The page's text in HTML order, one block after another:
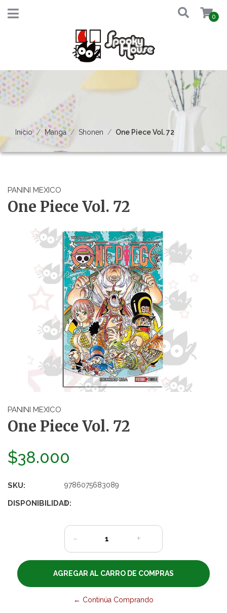
0
Inicio Manga Shonen One Piece Vol. 72
PANINI MEXICO
One Piece Vol. 72
PANINI MEXICO
One Piece Vol. 72
$38.000
SKU: 9786075683089
DISPONIBILIDAD:
1
- +
← Continúa Comprando